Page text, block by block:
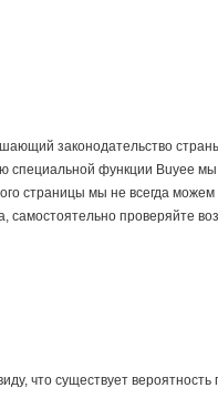
законодательство
специальной функции Buyee
страницы мы не всегда
проверяйте
что существует